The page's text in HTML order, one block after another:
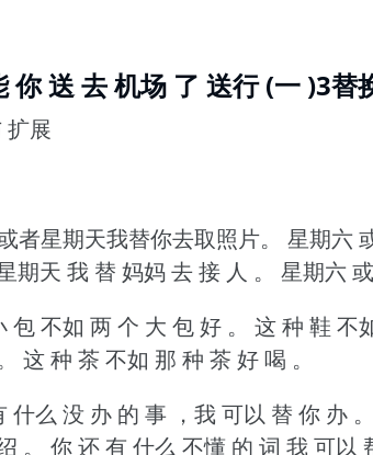
你 送 去 机场 了 送行 (一 )3替
扩展
者星期天我替你去取照片。
星期六
期天 我 替 妈妈 去 接 人 。
星期六
包 不如 两 个 大 包 好 。
这 种 鞋 不
这 种 茶 不如 那 种 茶 好 喝 。
什么 没 办 的 事 ，我 可以 替 你 办 。
。
你 还 有 什么 不懂 的 词 我 可以